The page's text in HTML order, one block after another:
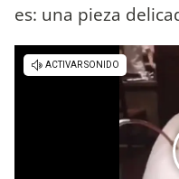
es: una pieza